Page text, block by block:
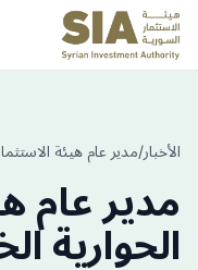
الأخبار/مدير عام هيئة
مدير عام
الحوارية